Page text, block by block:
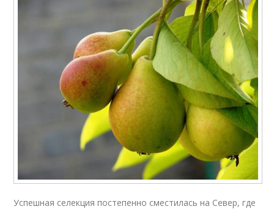
Успешная селекция постепенно сместилась на Север, где